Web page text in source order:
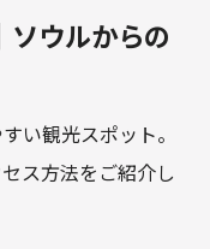
ソウルからの
い観光スポット。
ス方法をご紹介し